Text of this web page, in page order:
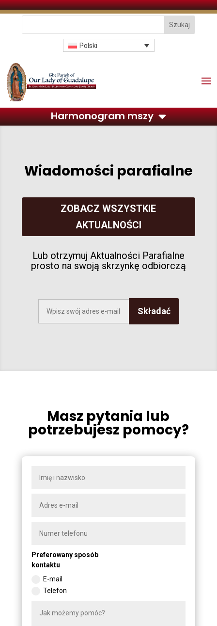
Polski
Harmonogram mszy
Wiadomości parafialne
ZOBACZ WSZYSTKIE
AKTUALNOŚCI
Lub otrzymuj Aktualności Parafialne
prosto na swoją skrzynkę odbiorczą
Składać
Masz pytania lub
potrzebujesz pomocy?
Preferowany sposób
kontaktu
E-mail
Telefon